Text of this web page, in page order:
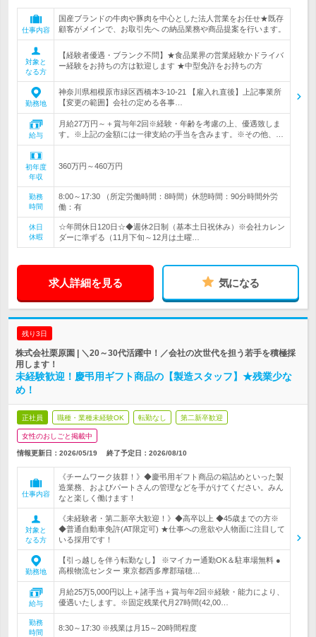
仕事内容
国産ブランドの牛肉や豚肉を中心とした法人営業をお任せ★既存
顧客がメインで、お取引先へ の納品業務や商品提案を行います。
対象と
なる方
【経験者優遇・ブランク不問】★食品業界の営業経験かドライバ
ー経験をお持ちの方は歓迎します ★中型免許をお持ちの方
勤務地
神奈川県相模原市緑区西橋本3-10-21 【雇入れ直後】上記事業所
【変更の範囲】会社の定める各事…
給与
月給27万円～＋賞与年2回※経験・年齢を考慮の上、優遇致しま
す。※上記の金額には一律支給の手当を含みます。※その他、…
初年度
年収
360万円～460万円
勤務
時間
8:00～17:30 （所定労働時間：8時間）休憩時間：90分時間外労
働：有
休日
休暇
☆年間休日120日☆◆週休2日制（基本土日祝休み）※会社カレン
ダーに準ずる（11月下旬～12月は土曜…
求人詳細を見る 気になる
残り3日
株式会社栗原園 | ＼20～30代活躍中！／会社の次世代を担う若手を積極採
用します！
未経験歓迎！慶弔用ギフト商品の【製造スタッフ】★残業少な
め！
正社員 職種・業種未経験OK 転勤なし 第二新卒歓迎
女性のおしごと掲載中
情報更新日：2026/05/19 終了予定日： 2026/08/10
仕事内容
《チームワーク抜群！》◆慶弔用ギフト商品の箱詰めといった製
造業務、およびパートさんの管理などを手がけてください。みん
なと楽しく働けます！
対象と
なる方
《未経験者・第二新卒大歓迎！》◆高卒以上 ◆45歳までの方※
◆普通自動車免許(AT限定可) ★仕事への意欲や人物面に注目して
いる採用です！
勤務地
【引っ越しを伴う転勤なし】 ※マイカー通勤OK＆駐車場無料 ●
高根物流センター 東京都西多摩郡瑞穂…
給与
月給25万5,000円以上＋諸手当＋賞与年2回※経験・能力により、
優遇いたします。※固定残業代月27時間(42,00…
勤務
時間
8:30～17:30 ※残業は月15～20時間程度